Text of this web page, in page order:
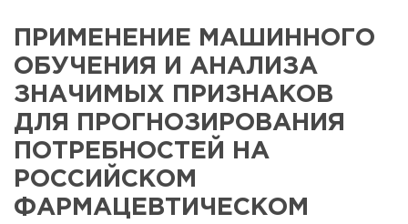
ПРИМЕНЕНИЕ МАШИННОГО
ОБУЧЕНИЯ И АНАЛИЗА
ЗНАЧИМЫХ ПРИЗНАКОВ
ДЛЯ ПРОГНОЗИРОВАНИЯ
ПОТРЕБНОСТЕЙ НА
РОССИЙСКОМ
ФАРМАЦЕВТИЧЕСКОМ